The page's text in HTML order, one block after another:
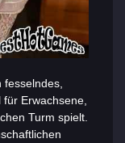
fesselndes,
Erwachsene,
Turm spielt.